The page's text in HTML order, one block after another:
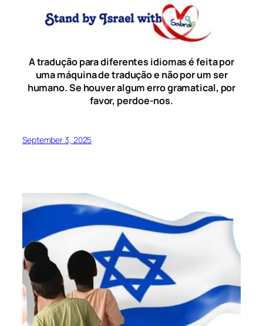
A tradução para diferentes idiomas é feita por
uma máquina de tradução e não por um ser
humano. Se houver algum erro gramatical, por
favor, perdoe-nos.
September 3, 2025